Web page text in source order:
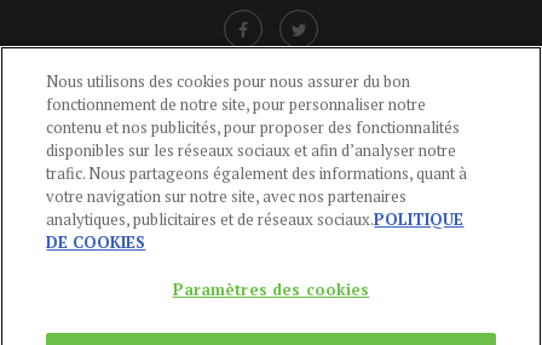
LIENS UTILES
CGU-POLITIQUE DE CONFIDENTIALITÉ -POLITIQUE DES COOKIES
MENTIONS LÉGALES -AIDE
CONTACT
Du Lundi au Vendredi, 9h-13h et 14h-17h
Nous utilisons des cookies pour nous assurer du bon
fonctionnement de notre site, pour personnaliser notre
contenu et nos publicités, pour proposer des fonctionnalités
disponibles sur les réseaux sociaux et afin d’analyser notre
trafic. Nous partageons également des informations, quant à
votre navigation sur notre site, avec nos partenaires
analytiques, publicitaires et de réseaux sociaux.POLITIQUE
DE COOKIES
Paramètres des cookies